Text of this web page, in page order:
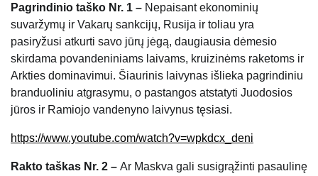
Pagrindinio taško Nr. 1 – Nepaisant ekonominių
suvaržymų ir Vakarų sankcijų, Rusija ir toliau yra
pasiryžusi atkurti savo jūrų jėgą, daugiausia dėmesio
skirdama povandeniniams laivams, kruizinėms raketoms ir
Arkties dominavimui. Šiaurinis laivynas išlieka pagrindiniu
branduoliniu atgrasymu, o pastangos atstatyti Juodosios
jūros ir Ramiojo vandenyno laivynus tęsiasi.
https://www.youtube.com/watch?v=wpkdcx_deni
Rakto taškas Nr. 2 – Ar Maskva gali susigrąžinti pasaulinę